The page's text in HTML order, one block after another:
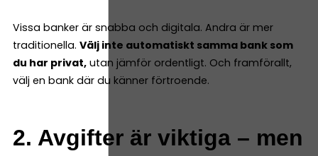
Vissa banker är snabba och digitala. Andra är mer
traditionella. Välj inte automatiskt samma bank som
du har privat, utan jämför ordentligt. Och framförallt,
välj en bank där du känner förtroende.
2. Avgifter är viktiga – men